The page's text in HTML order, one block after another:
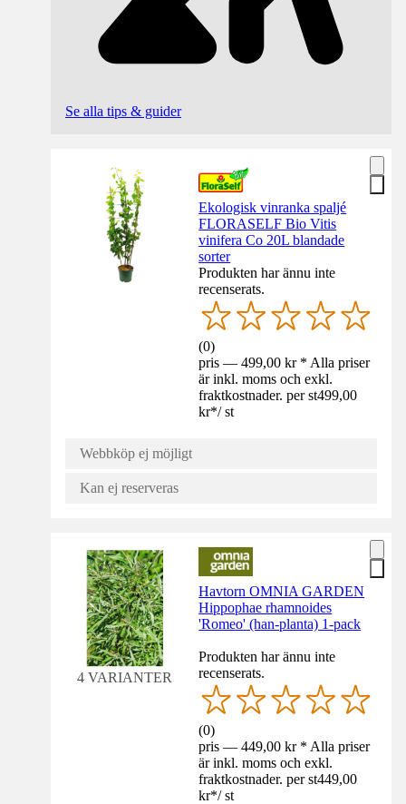
Se alla tips & guider
Ekologisk vinranka spaljé
FLORASELF Bio Vitis
vinifera Co 20L blandade
sorter
Produkten har ännu inte
recenserats.
(0)
pris — 499,00 kr * Alla priser
är inkl. moms och exkl.
fraktkostnader. per st499,00
kr*/ st
Webbköp ej möjligt
Kan ej reserveras
4 VARIANTER
Havtorn OMNIA GARDEN
Hippophae rhamnoides
'Romeo' (han-planta) 1-pack
Produkten har ännu inte
recenserats.
(0)
pris — 449,00 kr * Alla priser
är inkl. moms och exkl.
fraktkostnader. per st449,00
kr*/ st